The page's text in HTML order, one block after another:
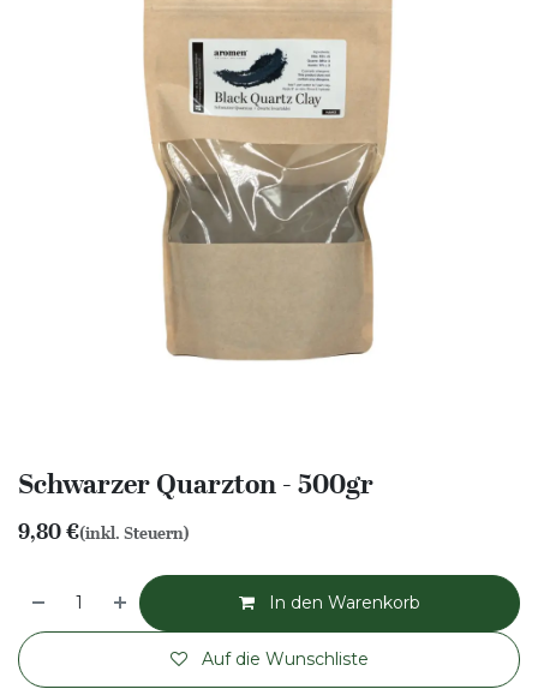
Schwarzer Quarzton - 500gr
9,80€(inkl. Steuern)
In den Warenkorb
Auf die Wunschliste